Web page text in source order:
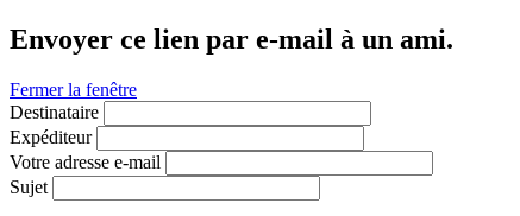
Envoyer ce lien par e-mail à un ami.
Fermer la fenêtre
Destinataire
Expéditeur
Votre adresse e-mail
Sujet